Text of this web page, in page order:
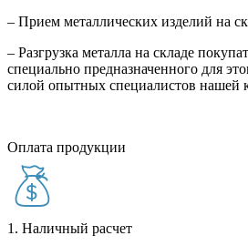
– Прием металлических изделий на
– Разгрузка металла на складе
специально предназначенного для
силой опытных специалистов нашей
Оплата продукции
1. Наличный расчет